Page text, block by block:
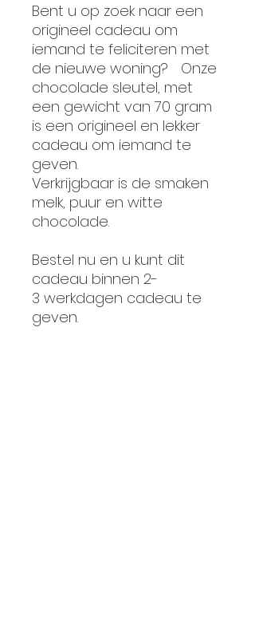
Bent u op zoek naar een
origineel cadeau om
iemand te feliciteren met
de nieuwe woning? Onze
chocolade sleutel, met
een gewicht van 70 gram
is een origineel en lekker
cadeau om iemand te
geven.
Verkrijgbaar is de smaken
melk, puur en witte
chocolade.
Bestel nu en u kunt dit
cadeau binnen 2-
3 werkdagen cadeau te
geven.